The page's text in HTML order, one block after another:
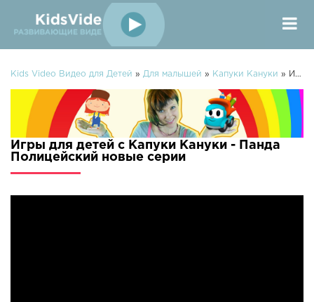
Kids Video Видео для Детей » Для малышей » Капуки Кануки » Игры для детей с Капуки Кануки - Панда Полицейский
Игры для детей с Капуки Кануки - Панда
Полицейский новые серии